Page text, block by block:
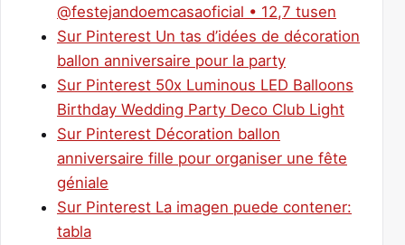
@festejandoemcasaoficial • 12,7 tusen
Sur Pinterest Un tas d’idées de décoration
ballon anniversaire pour la party
Sur Pinterest 50x Luminous LED Balloons
Birthday Wedding Party Deco Club Light
Sur Pinterest Décoration ballon
anniversaire fille pour organiser une fête
géniale
Sur Pinterest La imagen puede contener:
tabla